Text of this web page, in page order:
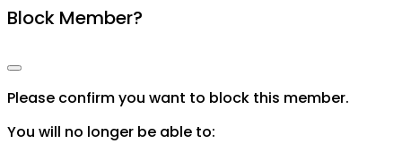
Block Member?
Please confirm you want to block this member.
You will no longer be able to: